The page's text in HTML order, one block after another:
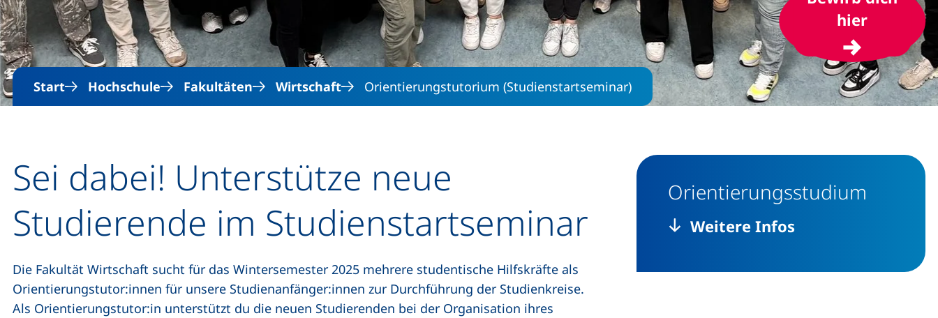
hier(öffnet
Start Hochschule Fakultäten Wirtschaft Orientierungstutorium (Studienstartseminar)
Sei dabei! Unterstütze neue
Studierende im Studienstartseminar
Die Fakultät Wirtschaft sucht für das Wintersemester 2025 mehrere studentische Hilfskräfte als
Orientierungstutor:innen für unsere Studienanfänger:innen zur Durchführung der Studienkreise.
Als Orientierungstutor:in unterstützt du die neuen Studierenden bei der Organisation ihres
Orientierungsstudium
Weitere Infos